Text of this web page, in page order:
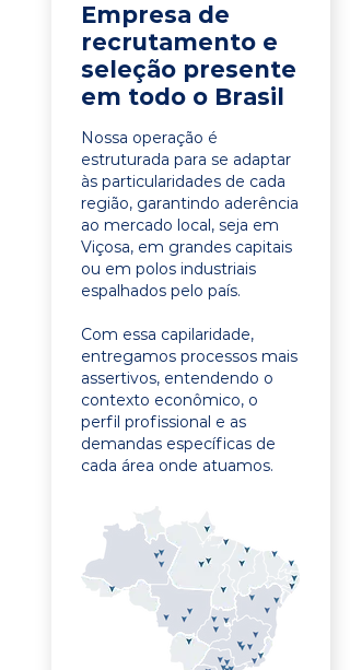
Empresa de
recrutamento e
seleção presente
em todo o Brasil
Nossa operação é
estruturada para se adaptar
às particularidades de cada
região, garantindo aderência
ao mercado local, seja em
Viçosa, em grandes capitais
ou em polos industriais
espalhados pelo país.
Com essa capilaridade,
entregamos processos mais
assertivos, entendendo o
contexto econômico, o
perfil profissional e as
demandas específicas de
cada área onde atuamos.